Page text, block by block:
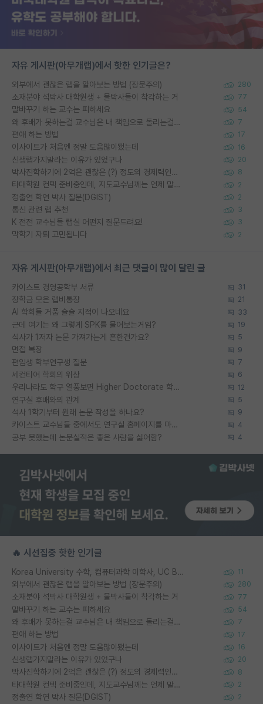
자유 게시판(아무개랩)에서 핫한 인기글은?
외부에서 괜찮은 랩을 알아보는 방법 (장문주의) 280
소재분야 석박사 대학원생 + 물박사들이 착각하는 거 77
말바꾸기 하는 교수는 피하세요 54
왜 후배가 못하는걸 교수님은 내 책임으로 돌리는걸까요? 7
편애 하는 방법 17
이사이트가 처음엔 정말 도움많이됐는데 16
신생랩가지말라는 이유가 있었구나 20
박사진학하기에 2억은 괜찮은 (?) 정도의 경제력인가요 8
타대학원 컨텍 준비중인데, 지도교수님께는 언제 말씀드려야 할까요? 2
정출연 학연 박사 질문(DGIST) 2
통신 관련 랩 추천 3
K 전전 교수님들 랩실 어떤지 질문드려요! 3
막학기 자퇴 고민됩니다 2
자유 게시판(아무개랩)에서 최근 댓글이 많이 달린 글
카이스트 경영공학부 서류 31
장학금 모은 랩비통장 21
AI 학회들 거품 슬슬 지적이 나오네요 33
근데 여기는 왜 그렇게 SPK를 물어보는거임? 19
석사가 1저자 논문 가져가는게 흔한건가요? 5
면접 복장 9
편입생 학부연구생 질문 7
세컨티어 학회의 위상 6
우리나라도 학구 열풍보면 Higher Doctorate 학위가 필요하다고 봅니다. 12
연구실 후배와의 관계 5
석사 1학기부터 원래 논문 작성을 하나요? 9
카이스트 교수님들 중에서도 연구실 홈페이지를 마련 안 하신 분들이 계시던데 4
공부 못했는데 논문실적은 좋은 사람을 싫어함? 4
🔥 시선집중 핫한 인기글
Korea University 수학, 컴퓨터과학 이학사, UC Berkeley 산업공학 대학원 공학박사가 되는 것은 쉽지 않겠죠? 11
외부에서 괜찮은 랩을 알아보는 방법 (장문주의) 280
소재분야 석박사 대학원생 + 물박사들이 착각하는 거 77
말바꾸기 하는 교수는 피하세요 54
왜 후배가 못하는걸 교수님은 내 책임으로 돌리는걸까요? 7
편애 하는 방법 17
이사이트가 처음엔 정말 도움많이됐는데 16
신생랩가지말라는 이유가 있었구나 20
박사진학하기에 2억은 괜찮은 (?) 정도의 경제력인가요 8
타대학원 컨텍 준비중인데, 지도교수님께는 언제 말씀드려야 할까요? 2
정출연 학연 박사 질문(DGIST) 2